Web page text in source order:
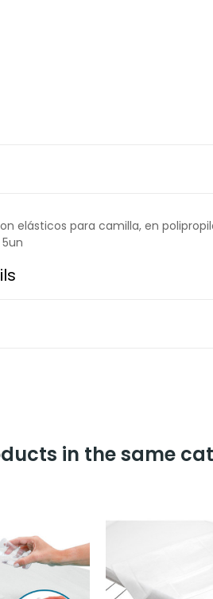
elásticos para camilla, en
in the same